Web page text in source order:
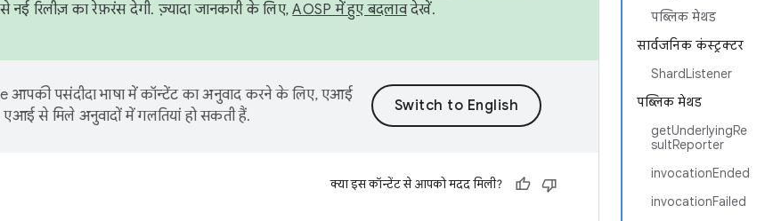
पब्लिक मेथड
सार्वजनिक कंस्ट्रक्टर
ShardListener
पब्लिक मेथड
getUnderlyingRe
sultReporter
invocationEnded
invocationFailed
रिलीज़ का रेफ़रंस देगी. ज़्यादा जानकारी के लिए,AOSP में हुए बदलावदेखें.
आपकी पसंदीदा भाषा में कॉन्टेंट का अनुवाद करने के लिए, एआई
एआई से मिले अनुवादों में गलतियां हो सकती हैं.
क्या इस कॉन्टेंट से आपको मदद मिली?